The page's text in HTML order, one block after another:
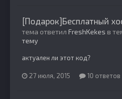
[Подарок]Бесплатный
тема ответил FreshKekes в
тему
актуален ли этот код?
27 июля, 2015 10 ответов